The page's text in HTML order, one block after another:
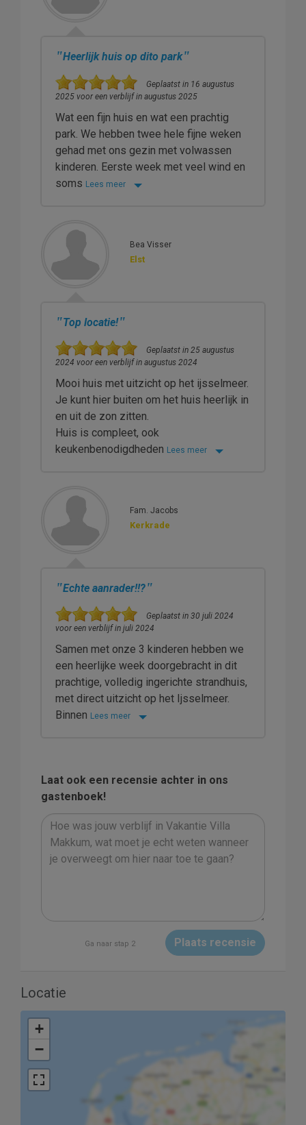
"Heerlijk huis op dito park"
Geplaatst in 16 augustus
2025 voor een verblijf in augustus 2025
Wat een fijn huis en wat een prachtig
park. We hebben twee hele fijne weken
gehad met ons gezin met volwassen
kinderen. Eerste week met veel wind en
soms Lees meer
Bea Visser
Elst
"Top locatie!"
Geplaatst in 25 augustus
2024 voor een verblijf in augustus 2024
Mooi huis met uitzicht op het ijsselmeer.
Je kunt hier buiten om het huis heerlijk in
en uit de zon zitten.
Huis is compleet, ook
keukenbenodigdheden Lees meer
Fam. Jacobs
Kerkrade
"Echte aanrader!!?"
Geplaatst in 30 juli 2024
voor een verblijf in juli 2024
Samen met onze 3 kinderen hebben we
een heerlijke week doorgebracht in dit
prachtige, volledig ingerichte strandhuis,
met direct uitzicht op het Ijsselmeer.
Binnen Lees meer
Laat ook een recensie achter in ons
gastenboek!
Ga naar stap 2 Plaats recensie
Locatie
+
−